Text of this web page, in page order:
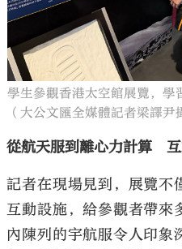
學生參觀香港太空館展覽，學
（大公文匯全媒體記者梁譯尹
從航天服到離心力計算
記者在現場見到，展覽不
互動設施，給參觀者帶來
內陳列的宇航服令人印象